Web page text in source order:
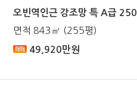
오빈역인근 강조망 특 A급
면적 843㎡ (255평)
49,920만원